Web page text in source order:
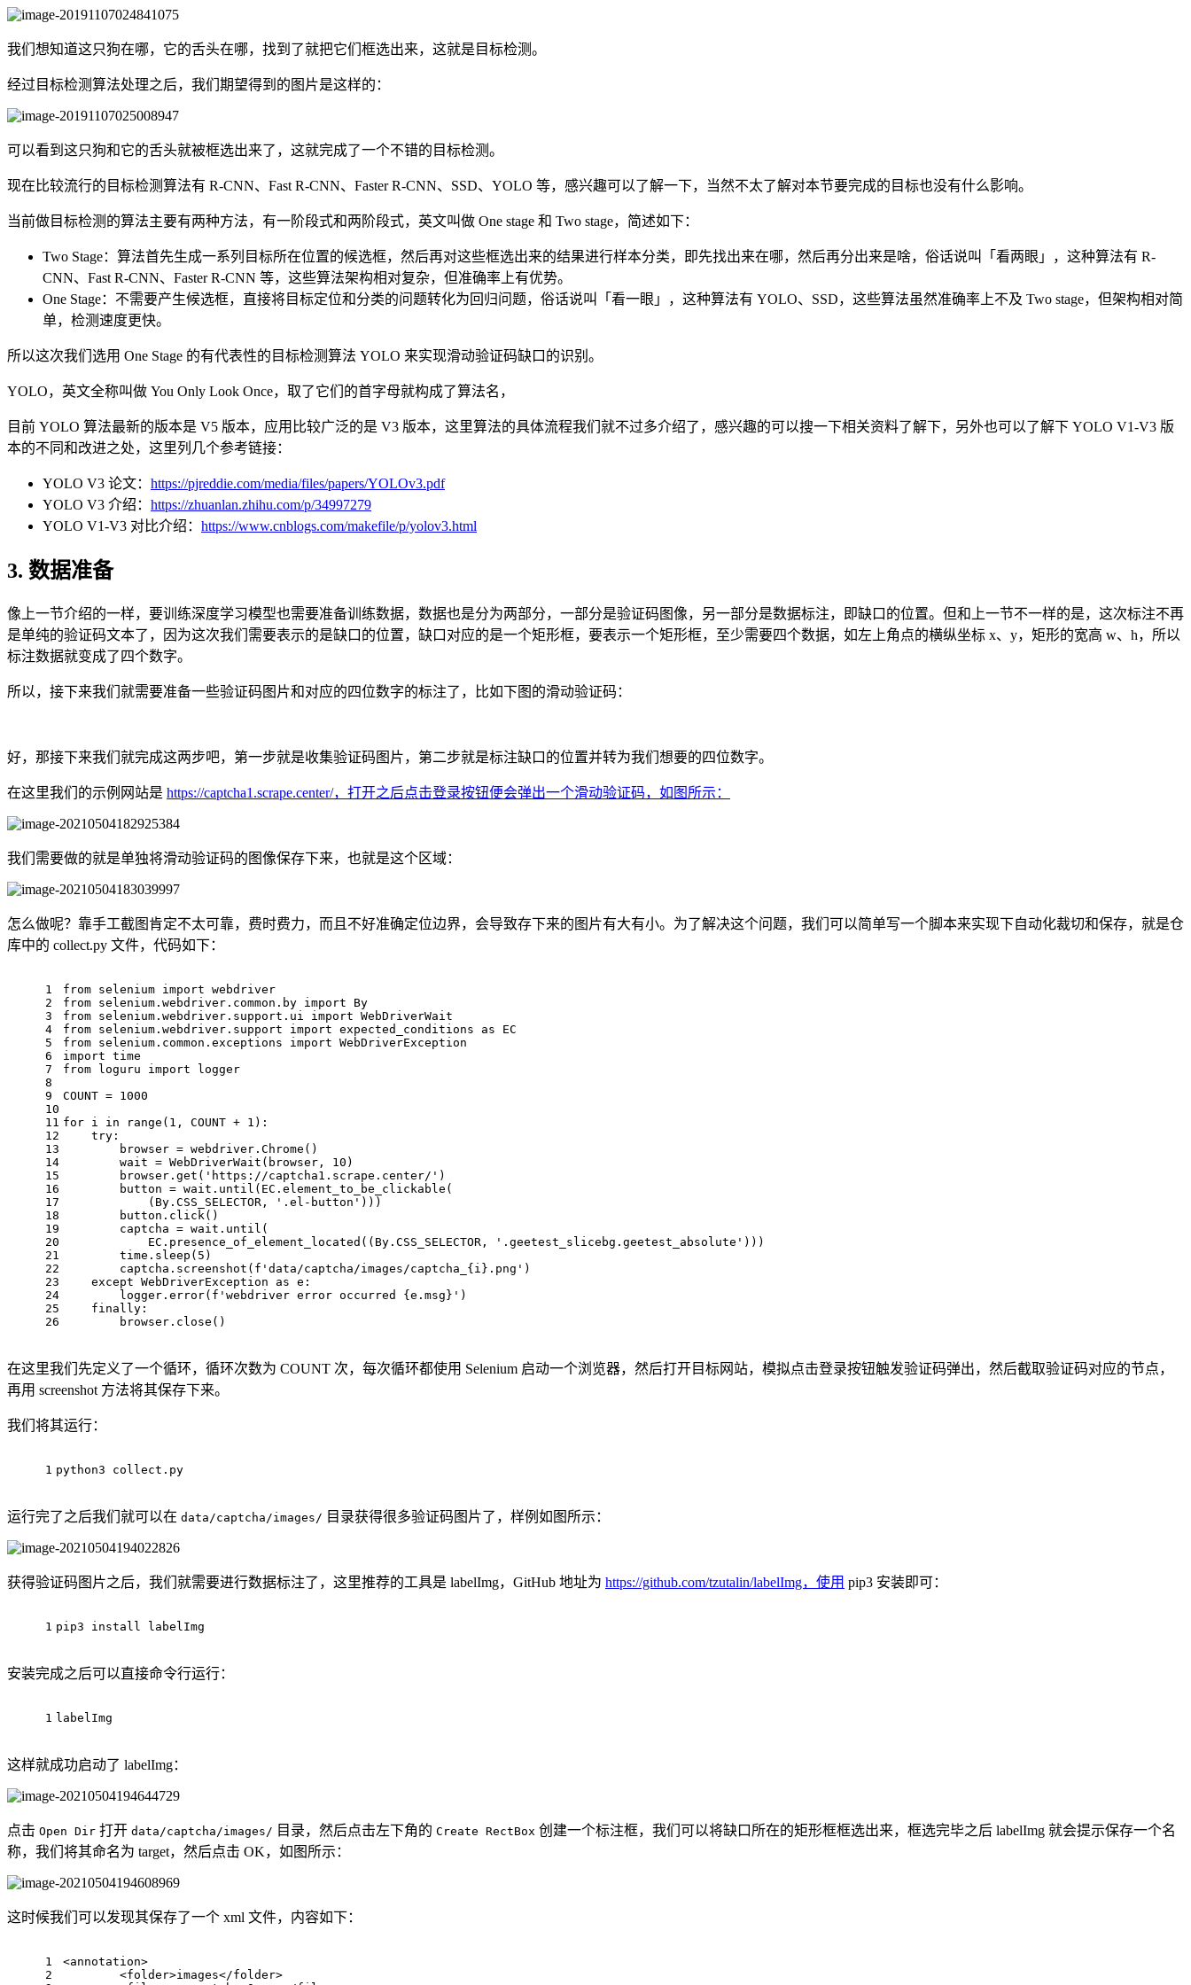
我们想知道这只狗在哪，它的舌头在哪，找到了就把它们框选出来，这就是目标检测。
经过目标检测算法处理之后，我们期望得到的图片是这样的：
可以看到这只狗和它的舌头就被框选出来了，这就完成了一个不错的目标检测。
现在比较流行的目标检测算法有 R-CNN、Fast R-CNN、Faster R-CNN、SSD、YOLO 等，感兴趣可以了解一下，当然不太了解对本节要完成的目标也没有什么影响。
当前做目标检测的算法主要有两种方法，有一阶段式和两阶段式，英文叫做 One stage 和 Two stage，简述如下：
Two Stage：算法首先生成一系列目标所在位置的候选框，然后再对这些框选出来的结果进行样本分类，即先找出来在哪，然后再分出来是啥，俗话说叫「看两眼」，这种算法有 R-
CNN、Fast R-CNN、Faster R-CNN 等，这些算法架构相对复杂，但准确率上有优势。
One Stage：不需要产生候选框，直接将目标定位和分类的问题转化为回归问题，俗话说叫「看一眼」，这种算法有 YOLO、SSD，这些算法虽然准确率上不及 Two stage，但架构相对简
单，检测速度更快。
所以这次我们选用 One Stage 的有代表性的目标检测算法 YOLO 来实现滑动验证码缺口的识别。
YOLO，英文全称叫做 You Only Look Once，取了它们的首字母就构成了算法名，
目前 YOLO 算法最新的版本是 V5 版本，应用比较广泛的是 V3 版本，这里算法的具体流程我们就不过多介绍了，感兴趣的可以搜一下相关资料了解下，另外也可以了解下 YOLO V1-V3 版
本的不同和改进之处，这里列几个参考链接：
YOLO V3 论文： https://pjreddie.com/media/files/papers/YOLOv3.pdf
YOLO V3 介绍： https://zhuanlan.zhihu.com/p/34997279
YOLO V1-V3 对比介绍： https://www.cnblogs.com/makefile/p/yolov3.html
3. 数据准备
像上一节介绍的一样，要训练深度学习模型也需要准备训练数据，数据也是分为两部分，一部分是验证码图像，另一部分是数据标注，即缺口的位置。但和上一节不一样的是，这次标注不再
是单纯的验证码文本了，因为这次我们需要表示的是缺口的位置，缺口对应的是一个矩形框，要表示一个矩形框，至少需要四个数据，如左上角点的横纵坐标 x、y，矩形的宽高 w、h，所以
标注数据就变成了四个数字。
所以，接下来我们就需要准备一些验证码图片和对应的四位数字的标注了，比如下图的滑动验证码：
好，那接下来我们就完成这两步吧，第一步就是收集验证码图片，第二步就是标注缺口的位置并转为我们想要的四位数字。
在这里我们的示例网站是 https://captcha1.scrape.center/，打开之后点击登录按钮便会弹出一个滑动验证码，如图所示：
我们需要做的就是单独将滑动验证码的图像保存下来，也就是这个区域：
怎么做呢？靠手工截图肯定不太可靠，费时费力，而且不好准确定位边界，会导致存下来的图片有大有小。为了解决这个问题，我们可以简单写一个脚本来实现下自动化裁切和保存，就是仓
库中的 collect.py 文件，代码如下：
1
2
3
4
5
6
7
8
9
10
11
12
13
14
15
16
17
18
19
20
21
22
23
24
25
26
from selenium import webdriver
from selenium.webdriver.common.by import By
from selenium.webdriver.support.ui import WebDriverWait
from selenium.webdriver.support import expected_conditions as EC
from selenium.common.exceptions import WebDriverException
import time
from loguru import logger
COUNT = 1000
for i in range( 1 , COUNT + 1 ):
try :
        browser = webdriver.Chrome()
        wait = WebDriverWait(browser,
10 )
        browser.get(
'https://captcha1.scrape.center/' )
        button = wait.until(EC.element_to_be_clickable(
            (By.CSS_SELECTOR,
'.el-button' )))
        button.click()
        captcha = wait.until(
            EC.presence_of_element_located((By.CSS_SELECTOR,
'.geetest_slicebg.geetest_absolute' )))
        time.sleep(
5 )
        captcha.screenshot(
f'data/captcha/images/captcha_ {i} .png' )
except WebDriverException as e:
        logger.error(
f'webdriver error occurred {e.msg} ' )
finally :
        browser.close()
在这里我们先定义了一个循环，循环次数为 COUNT 次，每次循环都使用 Selenium 启动一个浏览器，然后打开目标网站，模拟点击登录按钮触发验证码弹出，然后截取验证码对应的节点，
再用 screenshot 方法将其保存下来。
我们将其运行：
1 python3 collect. py
运行完了之后我们就可以在 data/captcha/images/ 目录获得很多验证码图片了，样例如图所示：
获得验证码图片之后，我们就需要进行数据标注了，这里推荐的工具是 labelImg，GitHub 地址为 https://github.com/tzutalin/labelImg，使用 pip3 安装即可：
1 pip3 install labelImg
安装完成之后可以直接命令行运行：
1 labelImg
这样就成功启动了 labelImg：
点击 Open Dir 打开 data/captcha/images/ 目录，然后点击左下角的 Create RectBox 创建一个标注框，我们可以将缺口所在的矩形框框选出来，框选完毕之后 labelImg 就会提示保存一个名
称，我们将其命名为 target，然后点击 OK，如图所示：
这时候我们可以发现其保存了一个 xml 文件，内容如下：
1
2
<annotation>
<folder>images</folder>